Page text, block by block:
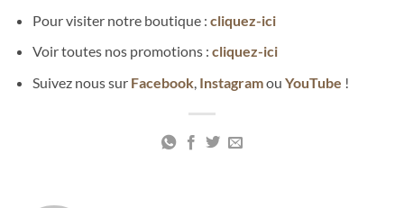
Pour visiter notre boutique : cliquez-ici
Voir toutes nos promotions : cliquez-ici
Suivez nous sur Facebook,Instagramou YouTube !